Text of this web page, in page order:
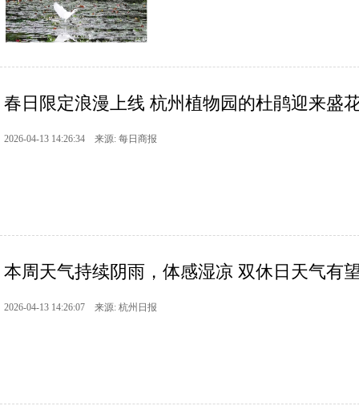
春日限定浪漫上线 杭州植物园的杜鹃迎来盛
2026-04-13 14:26:34 来源: 每日商报
本周天气持续阴雨，体感湿凉 双休日天气有
2026-04-13 14:26:07 来源: 杭州日报